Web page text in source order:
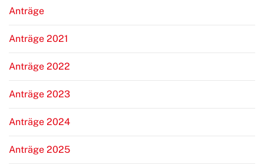
Anträge
Anträge 2021
Anträge 2022
Anträge 2023
Anträge 2024
Anträge 2025